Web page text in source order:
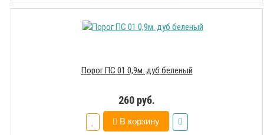
Порог ПС 01 0,9м. дуб беленый
260 руб.
В корзину